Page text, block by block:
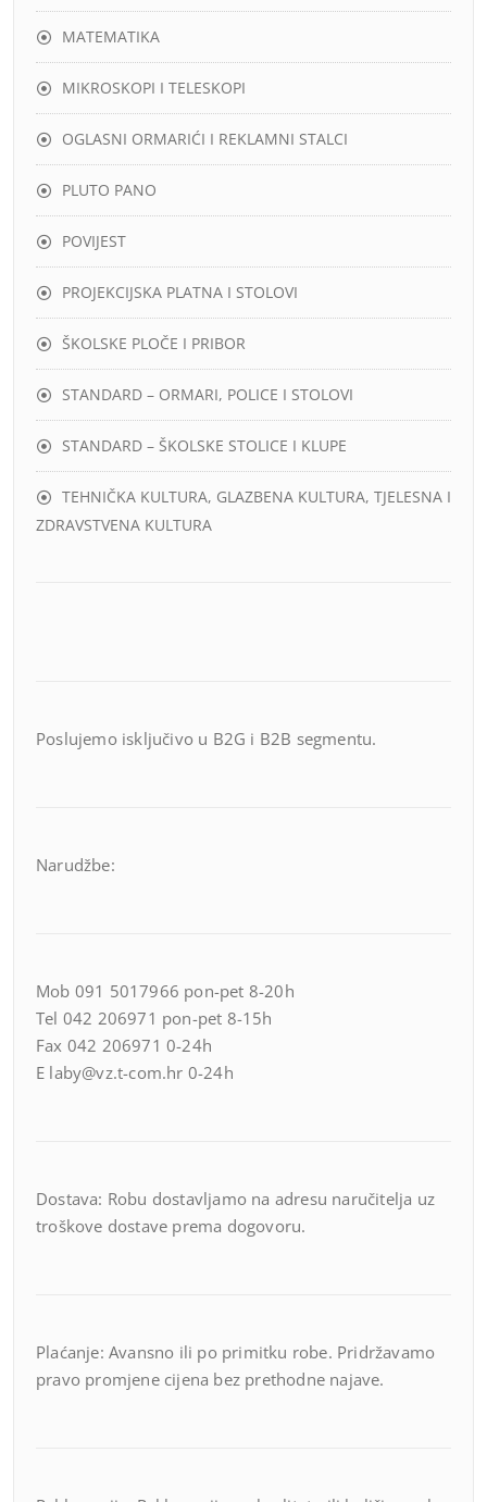
MATEMATIKA
MIKROSKOPI I TELESKOPI
OGLASNI ORMARIĆI I REKLAMNI STALCI
PLUTO PANO
POVIJEST
PROJEKCIJSKA PLATNA I STOLOVI
ŠKOLSKE PLOČE I PRIBOR
STANDARD – ORMARI, POLICE I STOLOVI
STANDARD – ŠKOLSKE STOLICE I KLUPE
TEHNIČKA KULTURA, GLAZBENA KULTURA, TJELESNA I
ZDRAVSTVENA KULTURA
Poslujemo isključivo u B2G i B2B segmentu.
Narudžbe:
Mob 091 5017966 pon-pet 8-20h
Tel 042 206971 pon-pet 8-15h
Fax 042 206971 0-24h
E laby@vz.t-com.hr 0-24h
Dostava: Robu dostavljamo na adresu naručitelja uz
troškove dostave prema dogovoru.
Plaćanje: Avansno ili po primitku robe. Pridržavamo
pravo promjene cijena bez prethodne najave.